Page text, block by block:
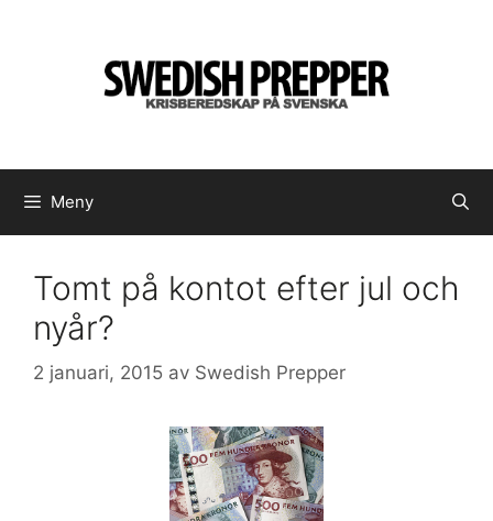
Meny
Tomt på kontot efter jul och
nyår?
2 januari, 2015 av Swedish Prepper